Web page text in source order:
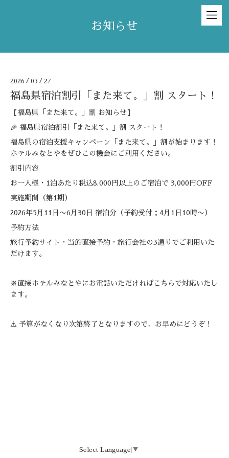
お知らせ
2026 / 03 / 27
福島県宿泊割引「また来て。」割 スタート！
【福島県「また来て。」割 お知らせ】
🎉 福島県宿泊割引「また来て。」割 スタート！
福島県の宿泊支援キャンペーン「また来て。」割が始まります！
ホテルみなとやをぜひこの機会にご利用ください。
割引内容
お一人様・1泊あたり税込8,000円以上のご宿泊で 3,000円OFF
実施期間（第1期）
2026年5月11日〜6月30日 宿泊分（予約受付：4月1日10時〜）
予約方法
旅行予約サイト・当館直接予約・旅行会社の3通りでご利用いた
だけます。
※直接ホテルみなとやにお電話いただければこちらで対応いたし
ます。
⚠️ 予算がなくなり次第終了となりますので、お早めにどうぞ！
Select Language ▼